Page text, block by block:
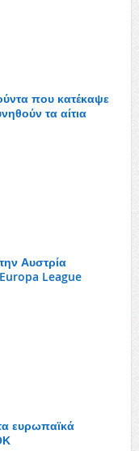
που κατέκαψε
τα αίτια
Αυστρία
League
ευρωπαϊκά